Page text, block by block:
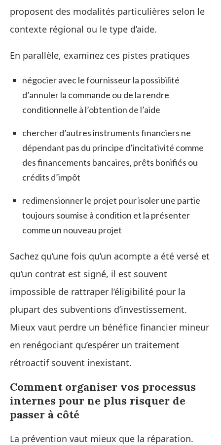
proposent des modalités particulières selon le
contexte régional ou le type d’aide.
En parallèle, examinez ces pistes pratiques
négocier avec le fournisseur la possibilité
d’annuler la commande ou de la rendre
conditionnelle à l’obtention de l’aide
chercher d’autres instruments financiers ne
dépendant pas du principe d’incitativité comme
des financements bancaires, prêts bonifiés ou
crédits d’impôt
redimensionner le projet pour isoler une partie
toujours soumise à condition et la présenter
comme un nouveau projet
Sachez qu’une fois qu’un acompte a été versé et
qu’un contrat est signé, il est souvent
impossible de rattraper l’éligibilité pour la
plupart des subventions d’investissement.
Mieux vaut perdre un bénéfice financier mineur
en renégociant qu’espérer un traitement
rétroactif souvent inexistant.
Comment organiser vos processus
internes pour ne plus risquer de
passer à côté
La prévention vaut mieux que la réparation.